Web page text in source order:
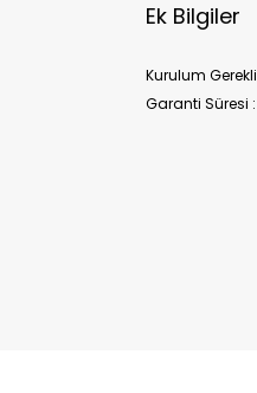
Ek Bilgiler
Kurulum
Garanti Süresi :